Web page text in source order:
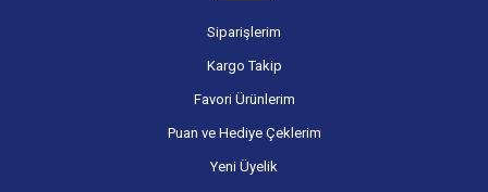
Siparişlerim
Kargo Takip
Favori Ürünlerim
Puan ve Hediye Çeklerim
Yeni Üyelik